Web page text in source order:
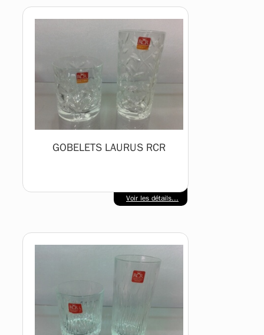
GOBELETS LAURUS RCR
Voir les détails...